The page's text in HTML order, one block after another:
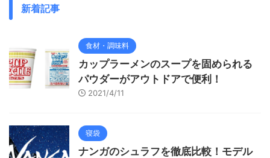
新着記事
食材・調味料
カップラーメンのスープを固められる
パウダーがアウトドアで便利！
2021/4/11
寝袋
ナンガのシュラフを徹底比較！モデル